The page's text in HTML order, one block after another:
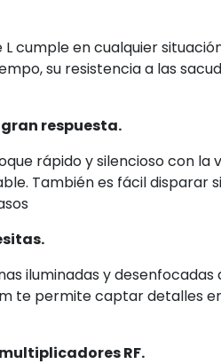
L cumple en cualquier
su resistencia a las
respuesta.
rápido y silencioso con la
También es fácil disparar
iluminadas y
te permite captar detalles
RF.